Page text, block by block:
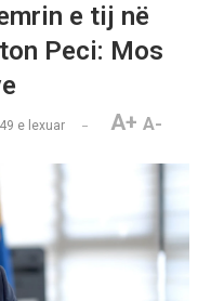
e tij në
Peci: Mos
e lexuar A+ A-